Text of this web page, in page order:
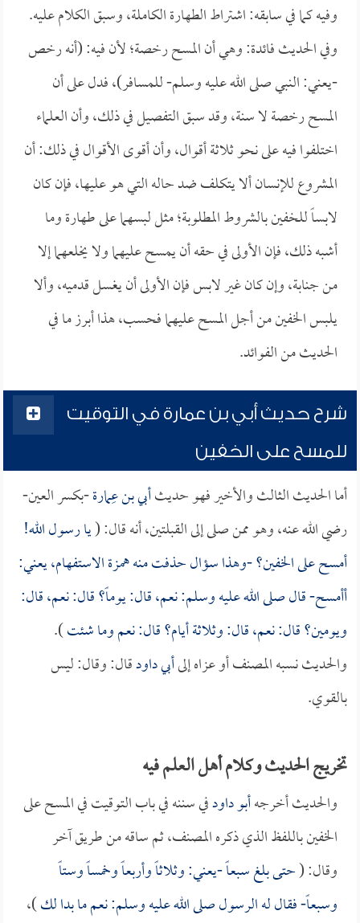
وفيه كما في سابقه: اشتراط الطهارة الكاملة، وسبق الكلام عليه.
وفي الحديث فائدة: وهي أن المسح رخصة؛ لأن فيه: (أنه رخص
-يعني: النبي صلى الله عليه وسلم- للمسافر)، فدل على أن
المسح رخصة لا سنة، وقد سبق التفصيل في ذلك، وأن العلماء
اختلفوا فيه على نحو ثلاثة أقوال، وأن أقوى الأقوال في ذلك: أن
المشروع للإنسان ألا يتكلف ضد حاله التي هو عليها، فإن كان
لابساً للخفين بالشروط المطلوبة؛ مثل لبسهما على طهارة وما
أشبه ذلك، فإن الأولى في حقه أن يمسح عليهما ولا يخلعهما إلا
من جنابة، وإن كان غير لابس فإن الأولى أن يغسل قدميه، وألا
يلبس الخفين من أجل المسح عليهما فحسب، هذا أبرز ما في
الحديث من الفوائد.
شرح حديث أبي بن عمارة في التوقيت
للمسح على الخفين
أما الحديث الثالث والأخير فهو حديثأبي بن عِمارة-بكسر العين-
رضي الله عنه، وهو ممن صلى إلى القبلتين، أنه قال: (يا رسول الله!
أمسح على الخفين؟ -وهذا سؤال حذفت منه همزة الاستفهام، يعني:
أأمسح- قال صلى الله عليه وسلم: نعم، قال: يوماً؟ قال: نعم، قال:
ويومين؟ قال: نعم، قال: وثلاثة أيام؟ قال: نعم وما شئت).
والحديث نسبه المصنف أو عزاه إلىأبي داودقال: وقال: ليس
بالقوي.
تخريج الحديث وكلام أهل العلم فيه
والحديث أخرجهأبو داودفي سننه في باب التوقيت في المسح على
الخفين باللفظ الذي ذكره المصنف، ثم ساقه من طريق آخر
وقال: (حتى بلغ سبعاً -يعني: وثلاثاً وأربعاً وخمساً وستاً
وسبعاً- فقال له الرسول صلى الله عليه وسلم: نعم ما بدا لك)،